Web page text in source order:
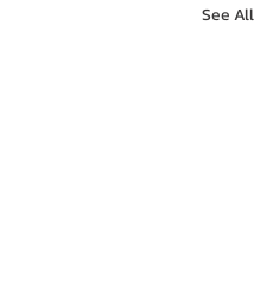
See All